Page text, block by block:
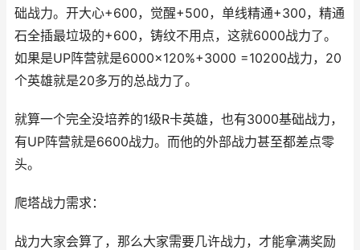
础战力。开大心+600，觉醒+500，单线精通+300，精通
石全插最垃圾的+600，铸纹不用点，这就6000战力了。
如果是UP阵营就是6000×120%+3000 =10200战力，20
个英雄就是20多万的总战力了。
就算一个完全没培养的1级R卡英雄，也有3000基础战力，
有UP阵营就是6600战力。而他的外部战力甚至都差点零
头。
爬塔战力需求：
战力大家会算了，那么大家需要几许战力，才能拿满奖励